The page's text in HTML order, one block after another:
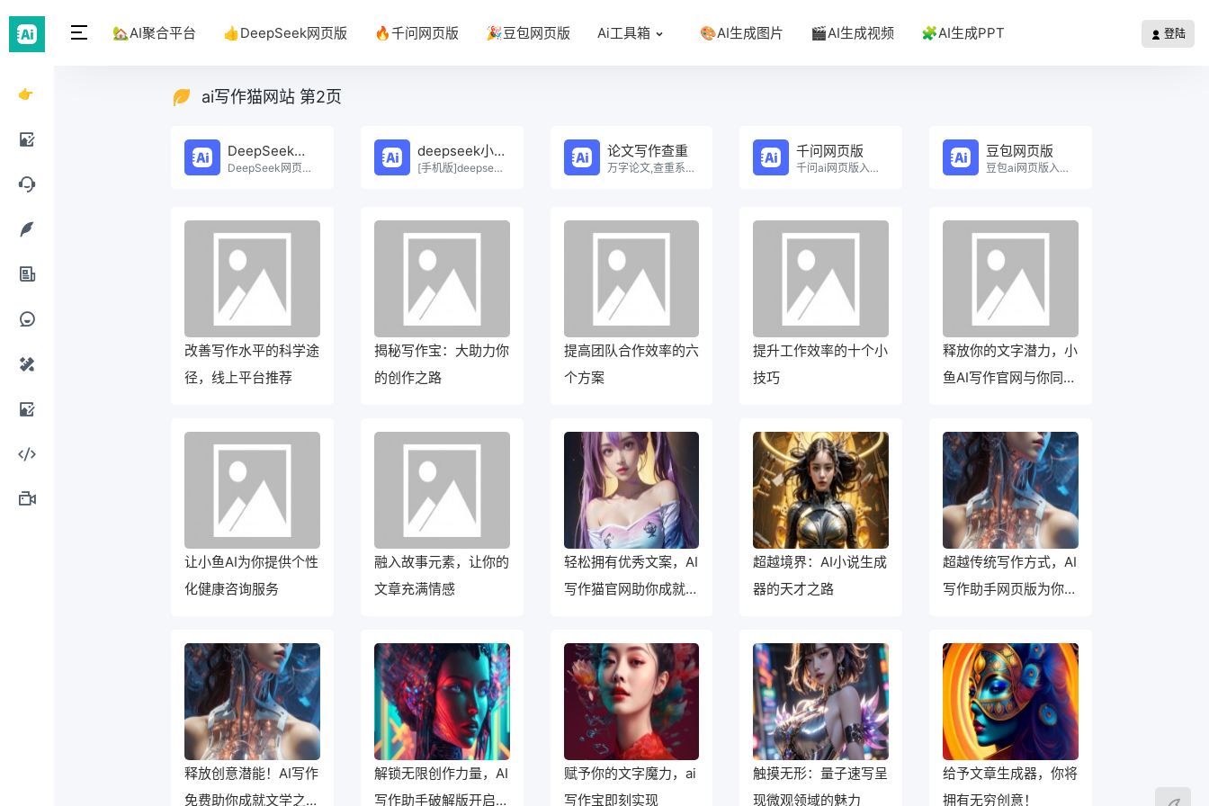
👉
DeepSeek
AI绘
AI聊
AI写
AI办
AI提
AI设
AI图
AI编
🏡AI聚合平台 👍DeepSeek网页版 🔥千问网页版 🎉豆包网页版 Ai工具箱 🎨AI生成图片 🎬AI生成视频 🧩AI生成PPT 登陆
ai写作猫网站 第2页
DeepSeek网页版
DeepSeek网页版在线免费体验。
deepseek小程序
[手机版]deepseek小程序在线使用。
论文写作查重
万字论文,查重系统，Ai一键生成原创论文，权威查重系统，论文生成，论文写作，论文查重，论文致谢，论文。
千问网页版
千问ai网页版入口在线使用。
豆包网页版
豆包ai网页版入口在线使用。
改善写作水平的科学途
径，线上平台推荐
揭秘写作宝：大助力你
的创作之路
提高团队合作效率的六
个方案
提升工作效率的十个小
技巧
释放你的文字潜力，小
鱼AI写作官网与你同
让小鱼AI为你提供个性
化健康咨询服务
融入故事元素，让你的
文章充满情感
轻松拥有优秀文案，AI
写作猫官网助你成就写
超越境界：AI小说生成
器的天才之路
超越传统写作方式，AI
写作助手网页版为你开
释放创意潜能！AI写作
免费助你成就文学之
解锁无限创作力量，AI
写作助手破解版开启你
赋予你的文字魔力，ai
写作宝即刻实现
触摸无形：量子速写呈
现微观领域的魅力
给予文章生成器，你将
拥有无穷创意！